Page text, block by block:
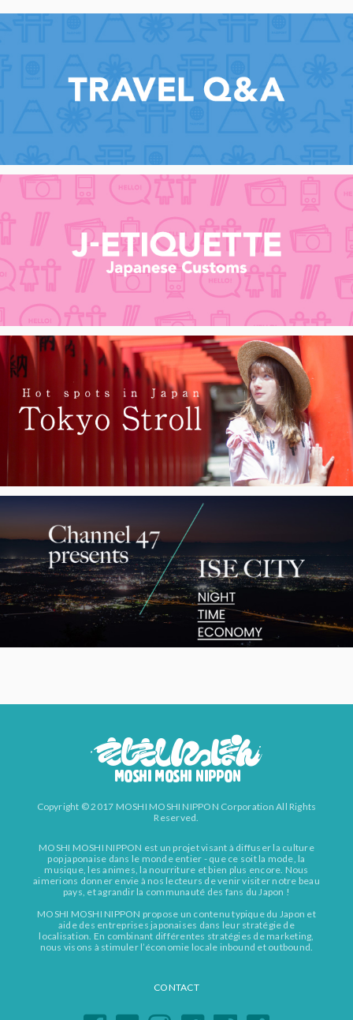
Copyright © 2017 MOSHI MOSHI NIPPON Corporation All Rights
Reserved.
MOSHI MOSHI NIPPON est un projet visant à diffuser la culture
pop japonaise dans le monde entier - que ce soit la mode, la
musique, les animes, la nourriture et bien plus encore. Nous
aimerions donner envie à nos lecteurs de venir visiter notre beau
pays, et agrandir la communauté des fans du Japon !
MOSHI MOSHI NIPPON propose un contenu typique du Japon et
aide des entreprises japonaises dans leur stratégie de
localisation. En combinant différentes stratégies de marketing,
nous visons à stimuler l’économie locale inbound et outbound.
CONTACT